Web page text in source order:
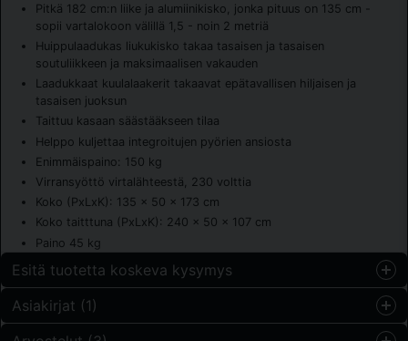
Pitkä 182 cm:n liike ja alumiinikisko, jonka pituus on 135 cm -
sopii vartalokoon välillä 1,5 - noin 2 metriä
Huippulaadukas liukukisko takaa tasaisen ja tasaisen
soutuliikkeen ja maksimaalisen vakauden
Laadukkaat kuulalaakerit takaavat epätavallisen hiljaisen ja
tasaisen juoksun
Taittuu kasaan säästääkseen tilaa
Helppo kuljettaa integroitujen pyörien ansiosta
Enimmäispaino: 150 kg
Virransyöttö virtalähteestä, 230 volttia
Koko (PxLxK): 135 x 50 x 173 cm
Koko taitttuna (PxLxK): 240 x 50 x 107 cm
Paino 45 kg
Esitä tuotetta koskeva kysymys
question
Kysy meiltä jotain tästä tuotteesta...
Asiakirjat (1)